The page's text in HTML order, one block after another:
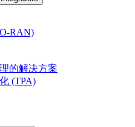
RAN)
的解决方案
(TPA)